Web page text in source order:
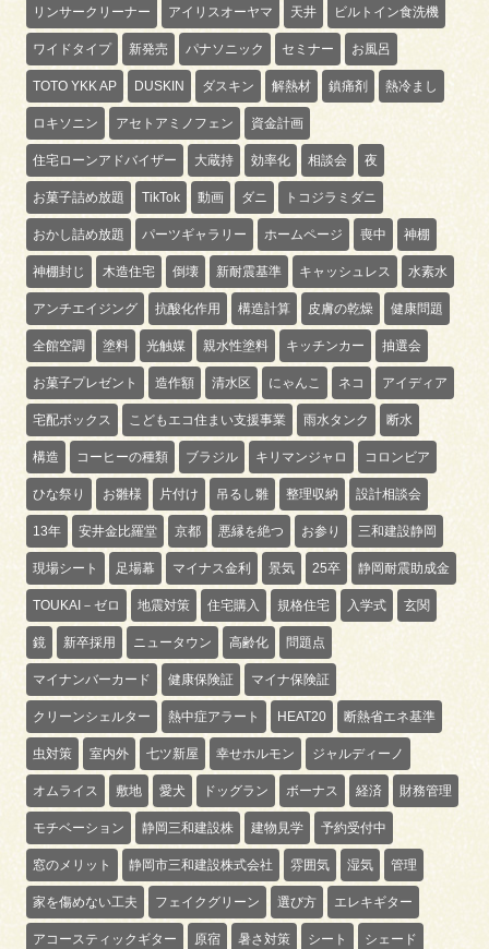
リンサークリーナー アイリスオーヤマ 天井 ビルトイン食洗機
ワイドタイプ 新発売 パナソニック セミナー お風呂
TOTO YKK AP DUSKIN ダスキン 解熱材 鎮痛剤 熱冷まし
ロキソニン アセトアミノフェン 資金計画
住宅ローンアドバイザー 大蔵持 効率化 相談会 夜
お菓子詰め放題 TikTok 動画 ダニ トコジラミダニ
おかし詰め放題 パーツギャラリー ホームページ 喪中 神棚
神棚封じ 木造住宅 倒壊 新耐震基準 キャッシュレス 水素水
アンチエイジング 抗酸化作用 構造計算 皮膚の乾燥 健康問題
全館空調 塗料 光触媒 親水性塗料 キッチンカー 抽選会
お菓子プレゼント 造作額 清水区 にゃんこ ネコ アイディア
宅配ボックス こどもエコ住まい支援事業 雨水タンク 断水
構造 コーヒーの種類 ブラジル キリマンジャロ コロンビア
ひな祭り お雛様 片付け 吊るし雛 整理収納 設計相談会
13年 安井金比羅堂 京都 悪縁を絶つ お参り 三和建設静岡
現場シート 足場幕 マイナス金利 景気 25卒 静岡耐震助成金
TOUKAI－ゼロ 地震対策 住宅購入 規格住宅 入学式 玄関
鏡 新卒採用 ニュータウン 高齢化 問題点
マイナンバーカード 健康保険証 マイナ保険証
クリーンシェルター 熱中症アラート HEAT20 断熱省エネ基準
虫対策 室内外 七ツ新屋 幸せホルモン ジャルディーノ
オムライス 敷地 愛犬 ドッグラン ボーナス 経済 財務管理
モチベーション 静岡三和建設株 建物見学 予約受付中
窓のメリット 静岡市三和建設株式会社 雰囲気 湿気 管理
家を傷めない工夫 フェイクグリーン 選び方 エレキギター
アコースティックギター 原宿 暑さ対策 シート シェード